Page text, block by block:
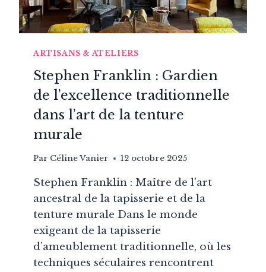
ARTISANS & ATELIERS
Stephen Franklin : Gardien
de l’excellence traditionnelle
dans l’art de la tenture
murale
Par Céline Vanier 12 octobre 2025
Stephen Franklin : Maître de l’art
ancestral de la tapisserie et de la
tenture murale Dans le monde
exigeant de la tapisserie
d’ameublement traditionnelle, où les
techniques séculaires rencontrent